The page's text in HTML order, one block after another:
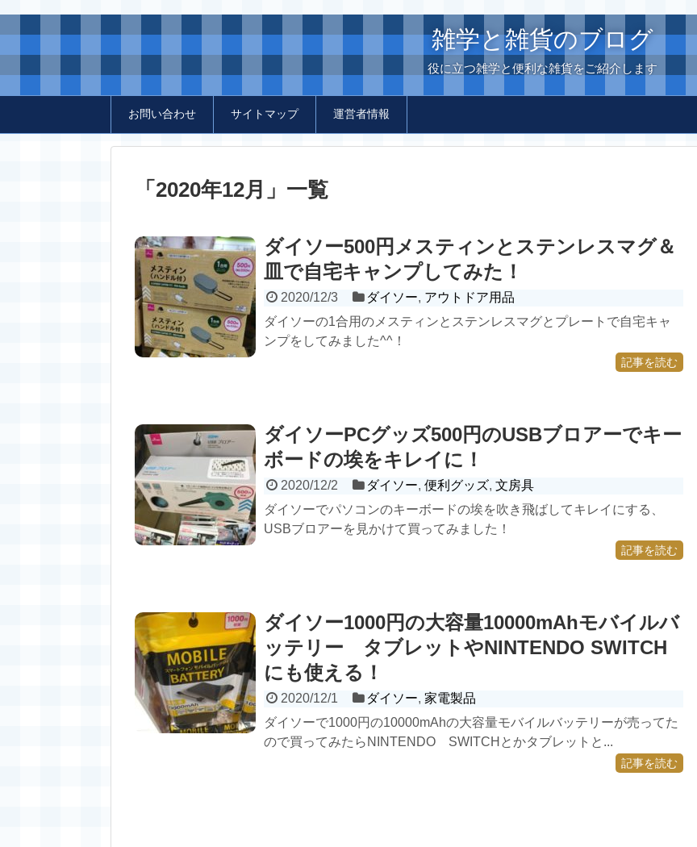
雑学と雑貨のブログ
役に立つ雑学と便利な雑貨をご紹介します
お問い合わせ サイトマップ 運営者情報
「 2020年12月 」 一覧
ダイソー500円メスティンとステンレスマグ＆
皿で自宅キャンプしてみた！
2020/12/3 ダイソー, アウトドア用品
ダイソーの1合用のメスティンとステンレスマグとプレートで自宅キャ
ンプをしてみました^^！
記事を読む
ダイソーPCグッズ500円のUSBブロアーでキー
ボードの埃をキレイに！
2020/12/2 ダイソー,便利グッズ,文房具
ダイソーでパソコンのキーボードの埃を吹き飛ばしてキレイにする、
USBブロアーを見かけて買ってみました！
記事を読む
ダイソー1000円の大容量10000mAhモバイルバ
ッテリー タブレットやNINTENDO SWITCH
にも使える！
2020/12/1 ダイソー,家電製品
ダイソーで1000円の10000mAhの大容量モバイルバッテリーが売ってた
ので買ってみたらNINTENDO SWITCHとかタブレットと...
記事を読む